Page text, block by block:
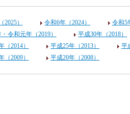
2025） 令和6年（2024） 令和5
令和元年（2019） 平成30年（2018）
（2014） 平成25年（2013） 平
（2009） 平成20年（2008）